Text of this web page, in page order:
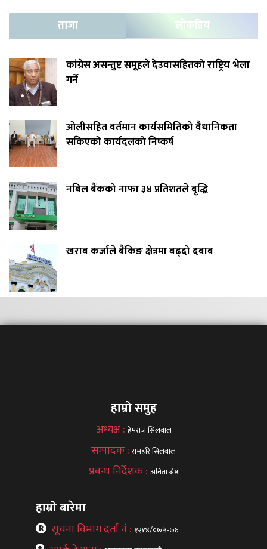
ताजा लोकप्रिय
कांग्रेस असन्तुष्ट समूहले देउवासहितको राष्ट्रिय भेला
गर्ने
ओलीसहित वर्तमान कार्यसमितिको वैधानिकता
सकिएको कार्यदलको निष्कर्ष
नबिल बैंकको नाफा ३४ प्रतिशतले बृद्धि
खराब कर्जाले बैंकिङ क्षेत्रमा बढ्दो दबाब
हाम्रो समुह
अध्यक्ष : हेमराज सिलवाल
सम्पादक :रामहरि सिलवाल
प्रबन्ध निर्देशक : अनिता श्रेष्ठ
हाम्रो बारेमा
सूचना विभाग दर्ता नं : १२१४/०७५-७६